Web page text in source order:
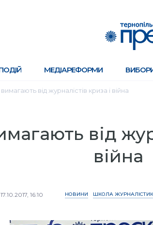
МЕДІАРЕФОРМИ
від журналістів криза і війна
від
війна
17.10.2017, 16:10 НОВИНИ ШКОЛА